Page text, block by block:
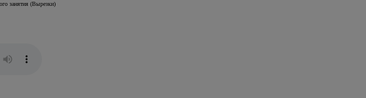
занятия (Вырезки)